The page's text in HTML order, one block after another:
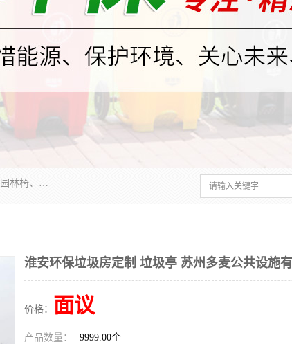
苏州多麦公共设施有限公司是一家苏州垃圾桶厂家，主营：塑料垃圾桶、分类果皮箱、户外园林椅、保安岗亭等产品厂家。全国统一热线电话：17105580222。公司组建完善的团队。设计人员，能根据客户要求，提供适合的设计方案，来满足客户的需求。
淮安环保垃圾房定制 垃圾亭 苏州多麦公共设施
价格： 面议
产品数量： 9999.00个